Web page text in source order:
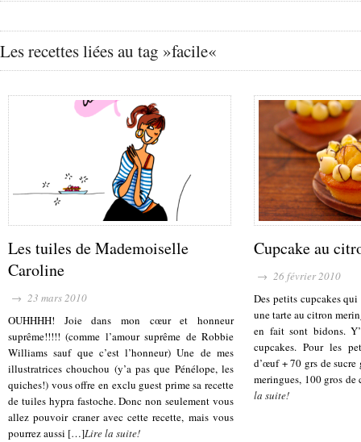
Les recettes liées au tag »facile«
Les tuiles de Mademoiselle
Caroline
→ 23 mars 2010
OUHHHH! Joie dans mon cœur et honneur
suprême!!!!! (comme l’amour suprême de Robbie
Williams sauf que c’est l’honneur) Une de mes
illustratrices chouchou (y’a pas que Pénélope, les
quiches!) vous offre en exclu guest prime sa recette
de tuiles hypra fastoche. Donc non seulement vous
allez pouvoir craner avec cette recette, mais vous
pourrez aussi […]Lire la suite!
Cupcake au
→ 26 février 2010
Des petits cupcakes
une tarte au citron
en fait sont bidons.
cupcakes. Pour les
d’œuf + 70 grs de
meringues, 100 gros
la suite!